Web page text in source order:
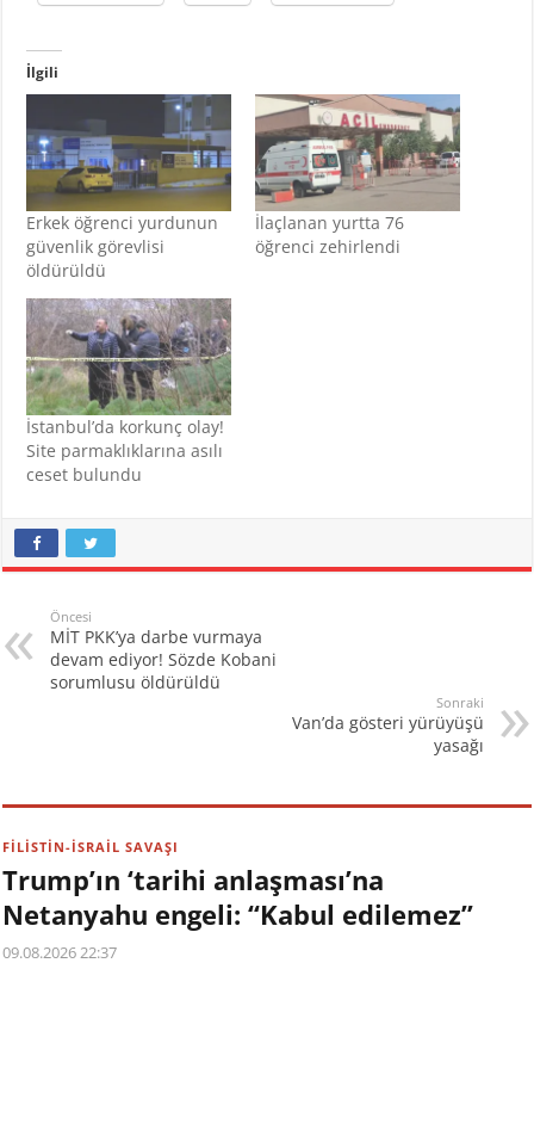
İlgili
Erkek öğrenci yurdunun
güvenlik görevlisi
öldürüldü
İlaçlanan yurtta 76
öğrenci zehirlendi
İstanbul’da korkunç olay!
Site parmaklıklarına asılı
ceset bulundu
Öncesi
MİT PKK’ya darbe vurmaya
devam ediyor! Sözde Kobani
sorumlusu öldürüldü
Sonraki
Van’da gösteri yürüyüşü
yasağı
FİLİSTİN-İSRAİL SAVAŞI
Trump’ın ‘tarihi anlaşması’na
Netanyahu engeli: “Kabul edilemez”
09.08.2026 22:37